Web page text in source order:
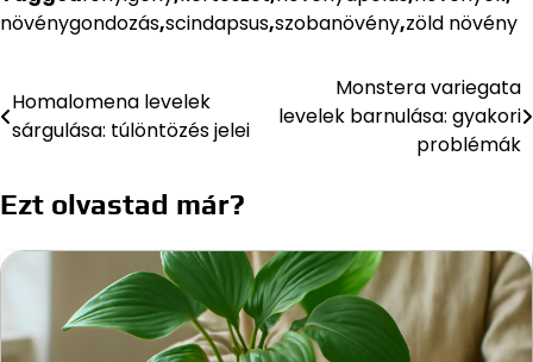
növénygondozás,scindapsus,szobanövény,zöld növény
Bejegyzés
navigáció
Homalomena levelek
sárgulása: túlöntözés jelei
Monstera variegata
levelek barnulása: gyakori
problémák
Ezt olvastad már?